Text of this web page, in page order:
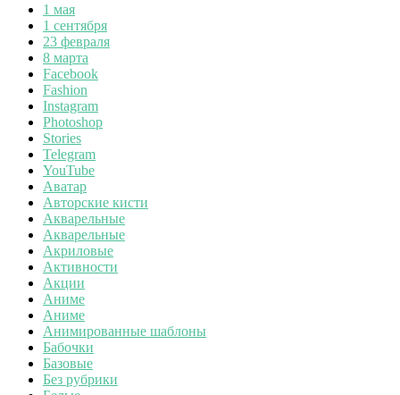
1 мая
1 сентября
23 февраля
8 марта
Facebook
Fashion
Instagram
Photoshop
Stories
Telegram
YouTube
Аватар
Авторские кисти
Акварельные
Акварельные
Акриловые
Активности
Акции
Аниме
Аниме
Анимированные шаблоны
Бабочки
Базовые
Без рубрики